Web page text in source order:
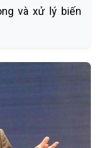
và xử lý biến